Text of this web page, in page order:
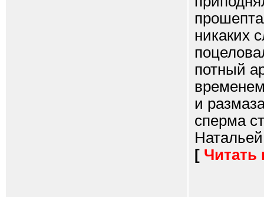
никаких
потный
и
сперма
[ Читать